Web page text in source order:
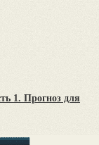
1. Прогноз для